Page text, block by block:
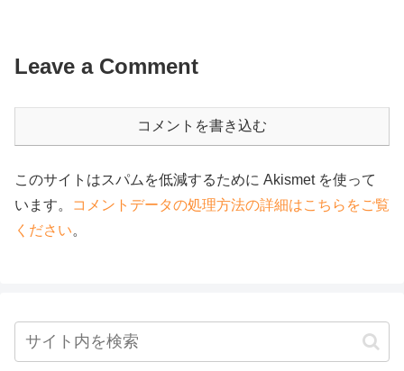
Leave a Comment
コメントを書き込む
このサイトはスパムを低減するために Akismet を使って
います。
コメントデータの処理方法の詳細はこちらをご覧
ください。